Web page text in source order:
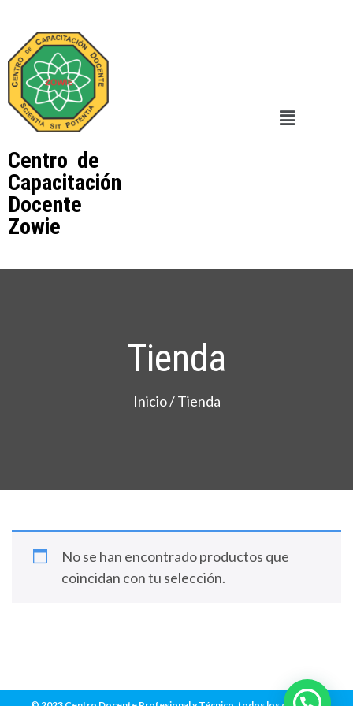
Centro de
Capacitación
Docente
Zowie
Tienda
Inicio/ Tienda
No se han encontrado productos que
coincidan con tu selección.